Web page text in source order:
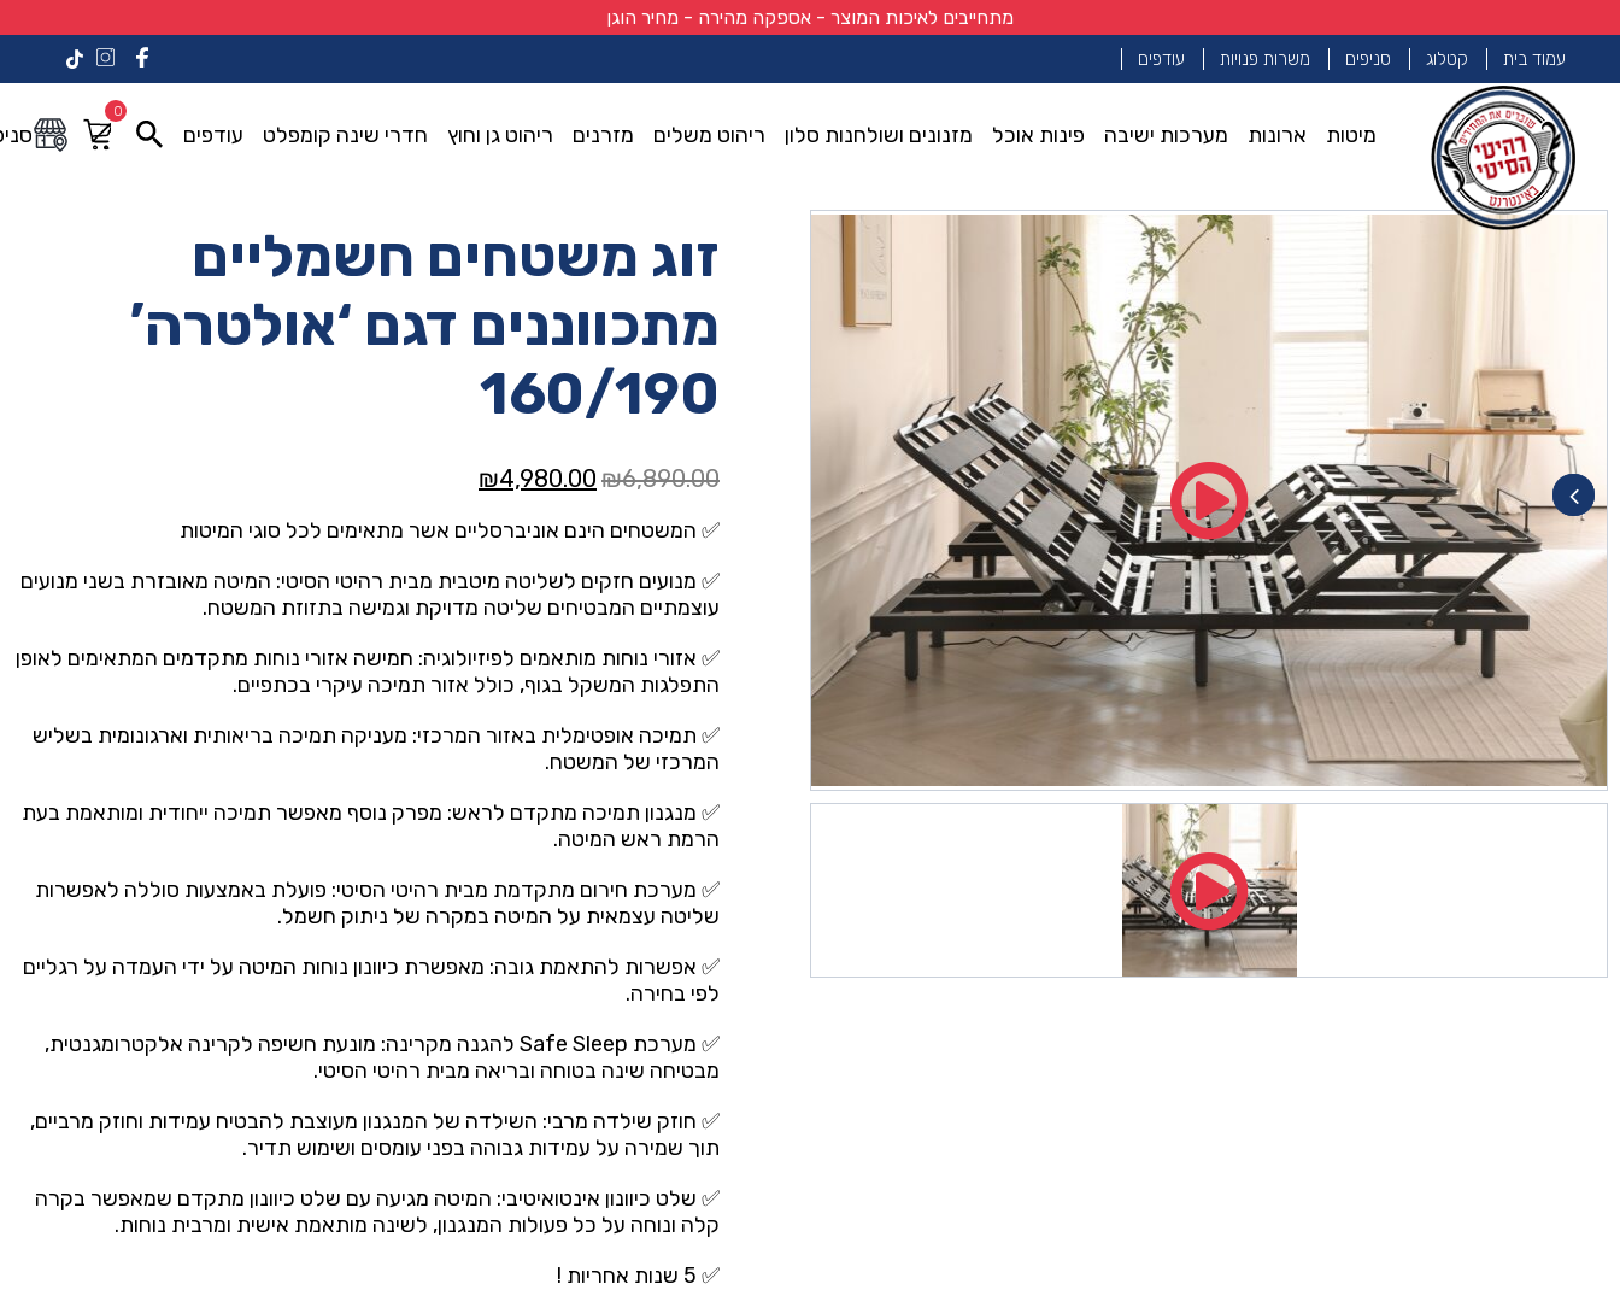
מתחייבים לאיכות המוצר - אספקה מהירה - מחיר הוגן
עמוד בית קטלוג סניפים משרות פנויות עודפים
מיטות ארונות מערכות ישיבה פינות אוכל מזנונים ושולחנות סלון ריהוט משלים מזרנים ריהוט גן וחוץ חדרי שינה קומפלט עודפים
0
עמוד הבית >> בסיס מיטה מתכווננת
זוג משטחים חשמליים
מתכווננים דגם ‘אולטרה’
160/190
₪6,890.00
המחיר
היה:
₪4,980.00
הוא:
✅ המשטחים הינם אוניברסליים אשר מתאימים לכל סוגי המיטות
✅ מנועים חזקים לשליטה מיטבית מבית רהיטי הסיטי: המיטה מאובזרת בשני מנועים
עוצמתיים המבטיחים שליטה מדויקת וגמישה בתזוזת המשטח.
✅ אזורי נוחות מותאמים לפיזיולוגיה: חמישה אזורי נוחות מתקדמים המתאימים לאופן
התפלגות המשקל בגוף, כולל אזור תמיכה עיקרי בכתפיים.
✅ תמיכה אופטימלית באזור המרכזי: מעניקה תמיכה בריאותית וארגונומית בשליש
המרכזי של המשטח.
✅ מנגנון תמיכה מתקדם לראש: מפרק נוסף מאפשר תמיכה ייחודית ומותאמת בעת
הרמת ראש המיטה.
✅ מערכת חירום מתקדמת מבית רהיטי הסיטי: פועלת באמצעות סוללה לאפשרות
שליטה עצמאית על המיטה במקרה של ניתוק חשמל.
✅ אפשרות להתאמת גובה: מאפשרת כיוונון נוחות המיטה על ידי העמדה על רגליים
לפי בחירה.
✅ מערכת Safe Sleep להגנה מקרינה: מונעת חשיפה לקרינה אלקטרומגנטית,
מבטיחה שינה בטוחה ובריאה מבית רהיטי הסיטי.
✅ חוזק שילדה מרבי: השילדה של המנגנון מעוצבת להבטיח עמידות וחוזק מרביים,
תוך שמירה על עמידות גבוהה בפני עומסים ושימוש תדיר.
✅ שלט כיוונון אינטואיטיבי: המיטה מגיעה עם שלט כיוונון מתקדם שמאפשר בקרה
קלה ונוחה על כל פעולות המנגנון, לשינה מותאמת אישית ומרבית נוחות.
✅ 5 שנות אחריות !